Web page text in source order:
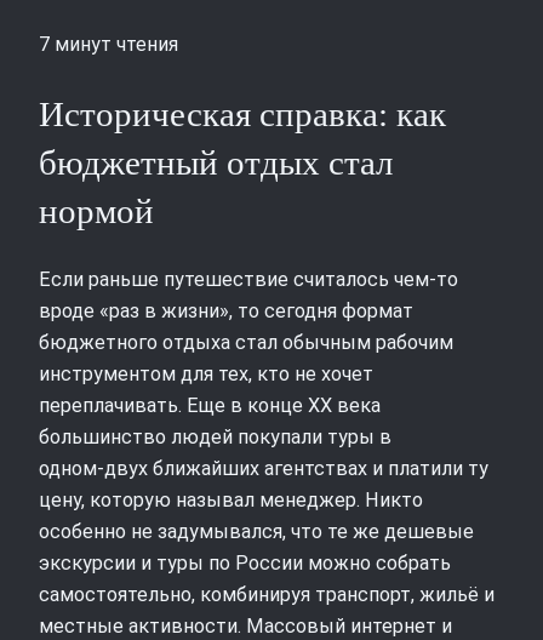
7 минут чтения
Историческая справка: как
бюджетный отдых стал
нормой
Если раньше путешествие считалось чем‑то
вроде «раз в жизни», то сегодня формат
бюджетного отдыха стал обычным рабочим
инструментом для тех, кто не хочет
переплачивать. Еще в конце XX века
большинство людей покупали туры в
одном‑двух ближайших агентствах и платили ту
цену, которую называл менеджер. Никто
особенно не задумывался, что те же дешевые
экскурсии и туры по России можно собрать
самостоятельно, комбинируя транспорт, жильё и
местные активности. Массовый интернет и